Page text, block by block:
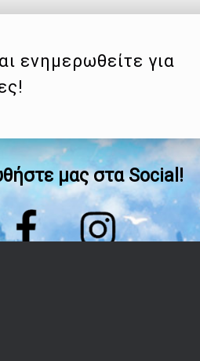
ενημερωθείτε για
μας στα Social!